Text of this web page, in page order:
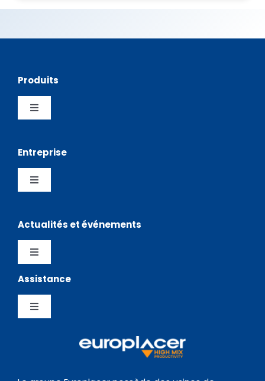
Produits
Toggle
Sérigraphies
Logiciels
Chargeurs
Entreprise
Toggle
Distributeurs
Actualités et événements
Toggle
Navigation
Testimonials
News Hub
Assistance
Toggle
Centre de Support
Documentation